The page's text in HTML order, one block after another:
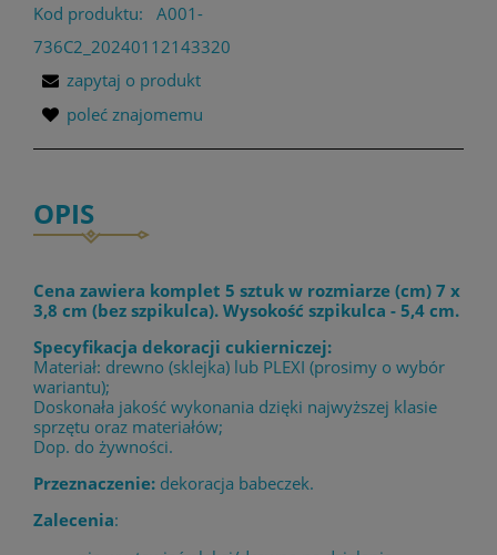
Kod produktu:
A001-
736C2_20240112143320
zapytaj o produkt
poleć znajomemu
OPIS
Cena zawiera komplet 5 sztuk w rozmiarze (cm) 7 x
3,8 cm (bez szpikulca). Wysokość szpikulca - 5,4 cm.
Specyfikacja dekoracji cukierniczej:
Materiał: drewno (sklejka) lub PLEXI (prosimy o wybór
wariantu);
Doskonała jakość wykonania dzięki najwyższej klasie
sprzętu oraz materiałów;
Dop. do żywności.
Przeznaczenie: dekoracja babeczek.
Zalecenia: